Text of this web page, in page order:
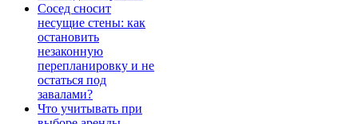
Сосед сносит
несущие стены: как
остановить
незаконную
перепланировку и не
остаться под
завалами?
Что учитывать при